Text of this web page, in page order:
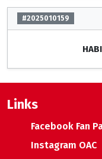
#2025010159
Links
Facebook Fan
Instagram OAC